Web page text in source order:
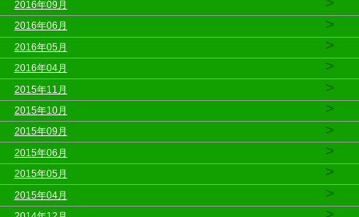
2016年09月
2016年06月 >
2016年05月 >
2016年04月 >
2015年11月 >
2015年10月 >
2015年09月 >
2015年06月 >
2015年05月 >
2015年04月 >